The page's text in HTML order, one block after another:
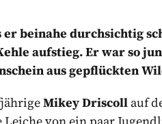
verwaltet, die für die
er beinahe durchsichtig
aufstieg. Er war so
aus gepflückten
Mikey Driscoll auf